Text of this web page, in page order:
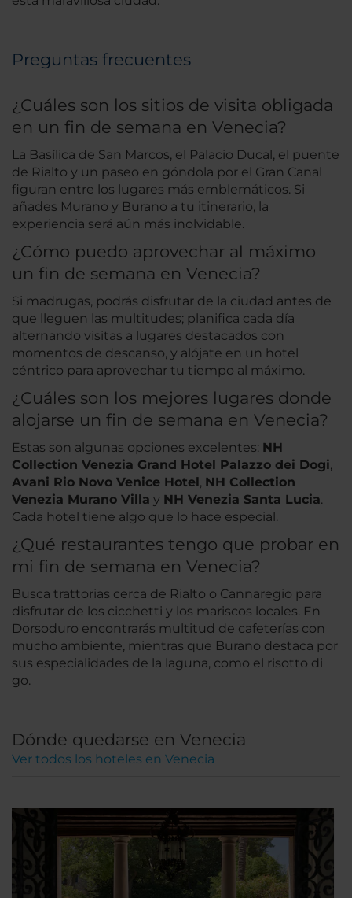
Preguntas frecuentes
¿Cuáles son los sitios de visita obligada
en un fin de semana en Venecia?
La Basílica de San Marcos, el Palacio Ducal, el puente
de Rialto y un paseo en góndola por el Gran Canal
figuran entre los lugares más emblemáticos. Si
añades Murano y Burano a tu itinerario, la
experiencia será aún más inolvidable.
¿Cómo puedo aprovechar al máximo
un fin de semana en Venecia?
Si madrugas, podrás disfrutar de la ciudad antes de
que lleguen las multitudes; planifica cada día
alternando visitas a lugares destacados con
momentos de descanso, y alójate en un hotel
céntrico para aprovechar tu tiempo al máximo.
¿Cuáles son los mejores lugares donde
alojarse un fin de semana en Venecia?
Estas son algunas opciones excelentes: NH
Collection Venezia Grand Hotel Palazzo dei Dogi,
Avani Rio Novo Venice Hotel , NH Collection
Venezia Murano Villa y NH Venezia Santa Lucia.
Cada hotel tiene algo que lo hace especial.
¿Qué restaurantes tengo que probar en
mi fin de semana en Venecia?
Busca trattorias cerca de Rialto o Cannaregio para
disfrutar de los cicchetti y los mariscos locales. En
Dorsoduro encontrarás multitud de cafeterías con
mucho ambiente, mientras que Burano destaca por
sus especialidades de la laguna, como el risotto di
go.
Dónde quedarse en Venecia
Ver todos los hoteles en Venecia